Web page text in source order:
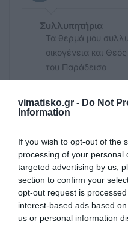
vimatisko.gr - Do Not
Information
If you wish to opt-out of the
processing of your personal
targeted advertising by us,
section to confirm your
opt-out request is
interest-based ads based
us or personal information
Συλλυπητήρια
Τα θερμά μου
οικογένεια και
του Παράδεισο
ΑΓΡΕΛΛΗ
13/03 - 18:18
Απώλεια
Θερμά
οικογένεια του